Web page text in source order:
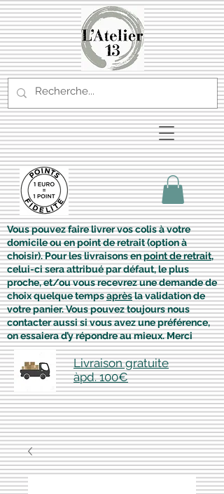
Vous pouvez faire livrer vos colis à votre
domicile ou en point de retrait (option à
choisir). Pour les livraisons enpoint de retrait,
celui-ci sera attribué par défaut, le plus
proche, et/ou vous recevrez une demande de
choix quelque tempsaprèsla validation de
votre panier. Vous pouvez toujours nous
contacter aussi si vous avez une préférence,
on essaiera d’y répondre au mieux. Merci
Livraison gratuite
àpd. 100€